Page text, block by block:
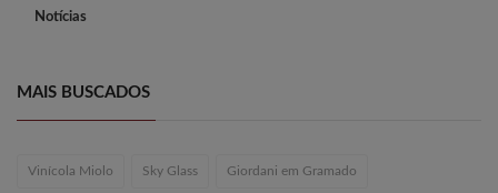
Notícias
MAIS BUSCADOS
Vinícola Miolo Sky Glass Giordani em Gramado